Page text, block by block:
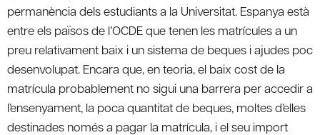
permanència dels estudiants a la Universitat. Espanya està
entre els països de l’OCDE que tenen les matrícules a un
preu relativament baix i un sistema de beques i ajudes poc
desenvolupat. Encara que, en teoria, el baix cost de la
matrícula probablement no sigui una barrera per accedir a
l’ensenyament, la poca quantitat de beques, moltes d’elles
destinades només a pagar la matrícula, i el seu import